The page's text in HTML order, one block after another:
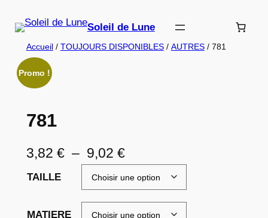
contenu
Soleil de Lune
Accueil/ TOUJOURS DISPONIBLES/ AUTRES/ 781
Promo !
781
3,82 € – 9,02 €P
l
a
TAILLE
MATIERE